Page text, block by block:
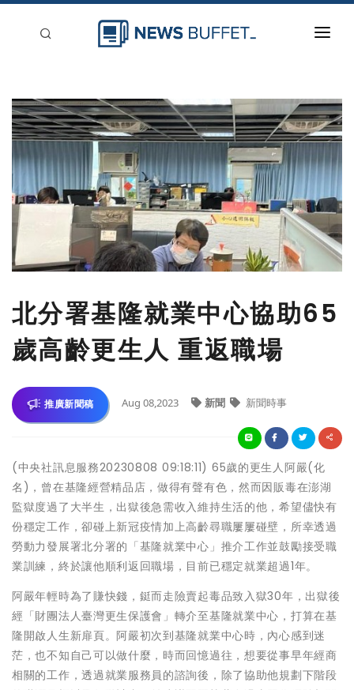
新聞稿分類
登入
刊登
北分署基隆就業中心協助65
歲高齡更生人 重返職場
推廣新聞稿 Aug 08,2023 新聞 新聞時事
(中央社訊息服務20230808 09:18:11) 65歲的更生人阿嚴(化
名)，曾在基隆經營精品店，做得有聲有色，然而因販毒在澎湖
監獄度過了大半生，出獄後急需收入維持生活的他，希望儘快有
份穩定工作，卻碰上新冠疫情加上高齡尋職屢屢碰壁，所幸透過
勞動力發展署北分署的「基隆就業中心」推介工作並鼓勵接受職
業訓練，終於讓他順利返回職場，目前已穩定就業超過1年。
阿嚴年輕時為了賺快錢，鋌而走險賣起毒品致入獄30年，出獄後
經「財團法人臺灣更生保護會」轉介至基隆就業中心，打算在基
隆開啟人生新扉頁。阿嚴初次到基隆就業中心時，內心感到迷
茫，也不知自己可以做什麼，時而回憶過往，想要從事早年經商
相關的工作，透過就業服務員的諮詢後，除了協助他規劃下階段